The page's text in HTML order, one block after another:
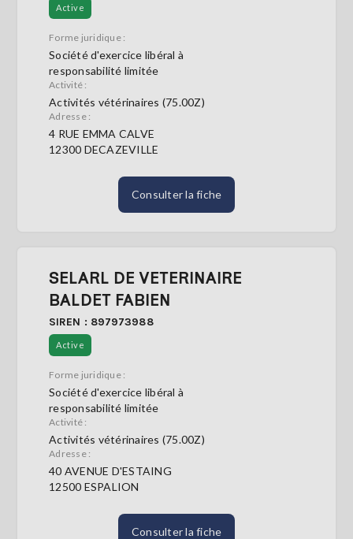
Active
Forme juridique :
Société d'exercice libéral à
responsabilité limitée
Activité :
Activités vétérinaires (75.00Z)
Adresse :
4 RUE EMMA CALVE
12300 DECAZEVILLE
Consulter la fiche
SELARL DE VETERINAIRE
BALDET FABIEN
SIREN : 897973988
Active
Forme juridique :
Société d'exercice libéral à
responsabilité limitée
Activité :
Activités vétérinaires (75.00Z)
Adresse :
40 AVENUE D'ESTAING
12500 ESPALION
Consulter la fiche